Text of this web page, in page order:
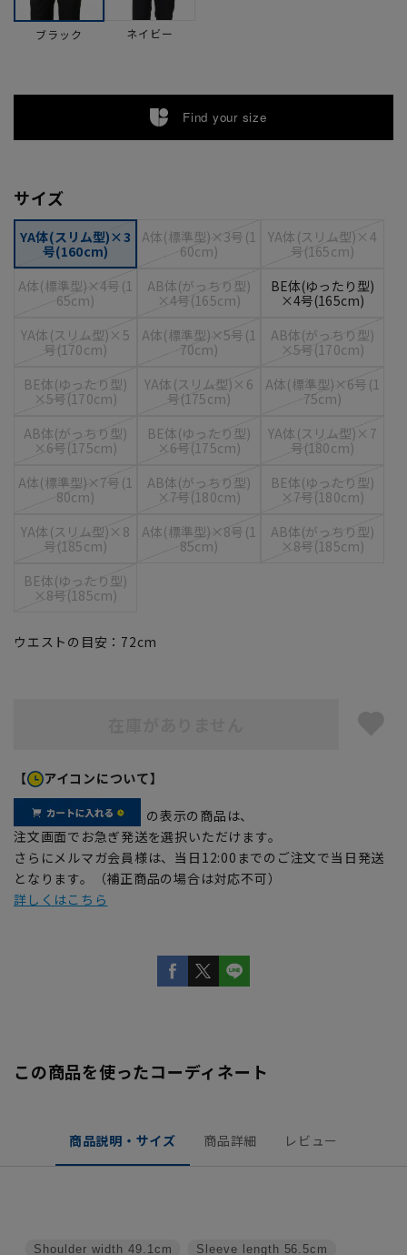
ブラック ネイビー
Find your size
サイズ
YA体(スリム型)×3
号(160cm)
A体(標準型)×3号(1
60cm)
YA体(スリム型)×4
号(165cm)
A体(標準型)×4号(1
65cm)
AB体(がっちり型)
×4号(165cm)
BE体(ゆったり型)
×4号(165cm)
YA体(スリム型)×5
号(170cm)
A体(標準型)×5号(1
70cm)
AB体(がっちり型)
×5号(170cm)
BE体(ゆったり型)
×5号(170cm)
YA体(スリム型)×6
号(175cm)
A体(標準型)×6号(1
75cm)
AB体(がっちり型)
×6号(175cm)
BE体(ゆったり型)
×6号(175cm)
YA体(スリム型)×7
号(180cm)
A体(標準型)×7号(1
80cm)
AB体(がっちり型)
×7号(180cm)
BE体(ゆったり型)
×7号(180cm)
YA体(スリム型)×8
号(185cm)
A体(標準型)×8号(1
85cm)
AB体(がっちり型)
×8号(185cm)
BE体(ゆったり型)
×8号(185cm)
ウエストの目安： 72cm
【 アイコンについて】
の表示の商品は、
注文画面でお急ぎ発送を選択いただけます。
さらにメルマガ会員様は、当日12:00までのご注文で当日発送
となります。（補正商品の場合は対応不可）
詳しくはこちら
この商品を使ったコーディネート
商品説明・サイズ 商品詳細 レビュー
Sleeve length 56.5cm
Shoulder width 49.1cm